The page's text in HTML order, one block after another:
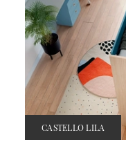
CASTELLO LILA